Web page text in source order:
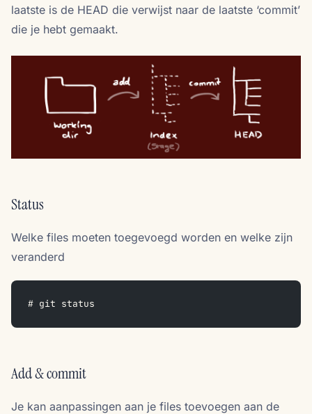
laatste is de HEAD die verwijst naar de laatste ‘commit’
die je hebt gemaakt.
Status
Welke files moeten toegevoegd worden en welke zijn
veranderd
# git status
Add & commit
Je kan aanpassingen aan je files toevoegen aan de